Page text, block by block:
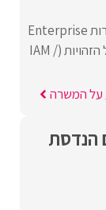
לחברת Malam Team דרוש/ה איש/אשת מכירות Enterprise
להובלת תהליכי מכירה מורכבים בעולמות ניהול הזהויות (IAM /
על המשרה
הנדסת